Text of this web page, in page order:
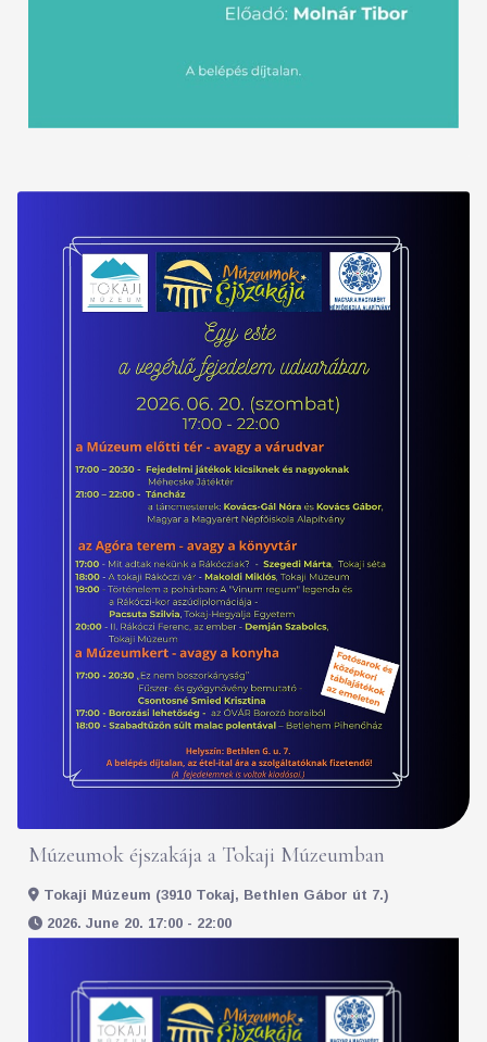
Múzeumok éjszakája a Tokaji Múzeumban
Tokaji Múzeum (3910 Tokaj, Bethlen Gábor út 7.)
2026. June 20. 17:00 - 22:00